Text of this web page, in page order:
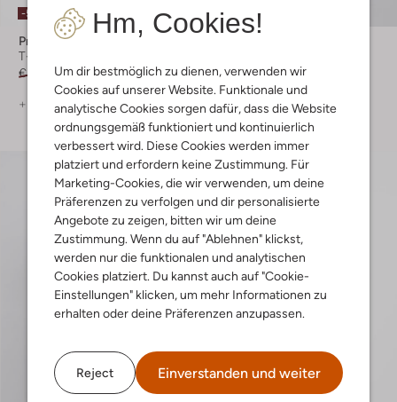
Hm, Cookies!
Um dir bestmöglich zu dienen, verwenden wir
Cookies auf unserer Website. Funktionale und
analytische Cookies sorgen dafür, dass die Website
ordnungsgemäß funktioniert und kontinuierlich
verbessert wird. Diese Cookies werden immer
platziert und erfordern keine Zustimmung. Für
Marketing-Cookies, die wir verwenden, um deine
Präferenzen zu verfolgen und dir personalisierte
Angebote zu zeigen, bitten wir um deine
Zustimmung. Wenn du auf "Ablehnen" klickst,
werden nur die funktionalen und analytischen
Cookies platziert. Du kannst auch auf "Cookie-
Einstellungen" klicken, um mehr Informationen zu
erhalten oder deine Präferenzen anzupassen.
Reject Einverstanden und weiter
-50%
Pme Legend
T-shirt
€ 44,99 € 21,99
+ mehr farben
€ 29,99 € 23,99
+ mehr farben